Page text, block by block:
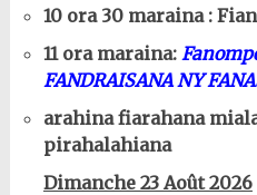
10 ora 30 maraina :
11 ora maraina:
FANDRAISANA NY
arahina fiarahana
pirahalahiana
Dimanche 23 Août 2026